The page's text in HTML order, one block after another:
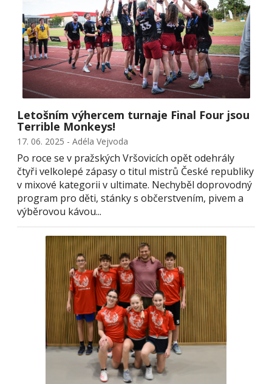
Letošním výhercem turnaje Final Four jsou
Terrible Monkeys!
17. 06. 2025 - Adéla Vejvoda
Po roce se v pražských Vršovicích opět odehrály
čtyři velkolepé zápasy o titul mistrů České republiky
v mixové kategorii v ultimate. Nechyběl doprovodný
program pro děti, stánky s občerstvením, pivem a
výběrovou kávou...